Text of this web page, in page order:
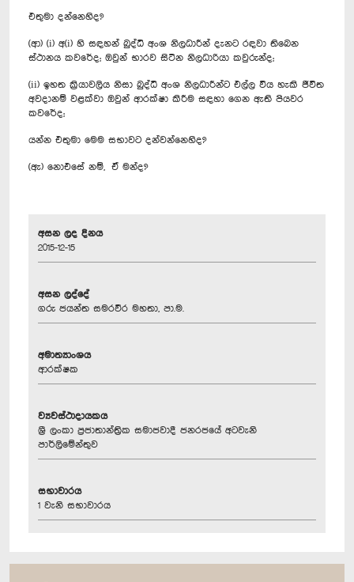
එතුමා දන්නෙහිද?
(ආ) (i) අ(i) හි සඳහන් බුද්ධි අංශ නිලධාරීන් දැනට රඳවා තිබෙන
ස්ථානය කවරේද; ඔවුන් භාරව සිටින නිලධාරියා කවුරුන්ද;
(ii) ඉහත ක්‍රියාවලිය නිසා බුද්ධි අංශ නිලධාරීන්ට එල්ල විය හැකි ජීවිත
අවදානම් වළක්වා ඔවුන් ආරක්ෂා කිරීම සඳහා ගෙන ඇති පියවර
කවරේද;
යන්න එතුමා මෙම සභාවට දන්වන්නෙහිද?
(ඇ) නොඑසේ නම්, ඒ මන්ද?
අසන ලද දිනය
2015-12-15
අසන ලද්දේ
ගරු ජයන්ත සමරවීර මහතා, පා.ම.
අමාත්‍යාංශය
ආරක්ෂක
ව්‍යවස්ථාදායකය
ශ්‍රී ලංකා ප්‍රජාතාන්ත්‍රික සමාජවාදී ජනරජයේ අටවැනි
පාර්ලිමේන්තුව
සභාවාරය
1 වැනි සභාවාරය